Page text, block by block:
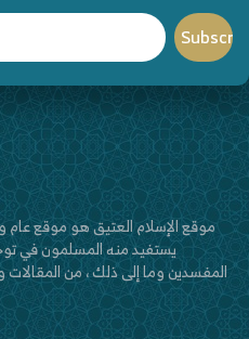
يستفيد منه المسلمون في
المفسدين وما إلى ذلك ، من المقالات